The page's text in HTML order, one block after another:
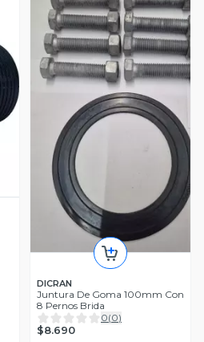
DICRAN
Juntura De Goma 100mm Con
8 Pernos Brida
0(0)
$8.690